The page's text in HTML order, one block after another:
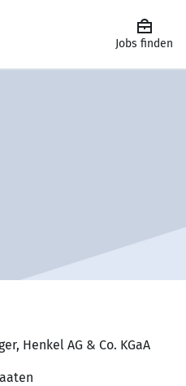
Jobs finden
Henkel AG & Co. KGaA